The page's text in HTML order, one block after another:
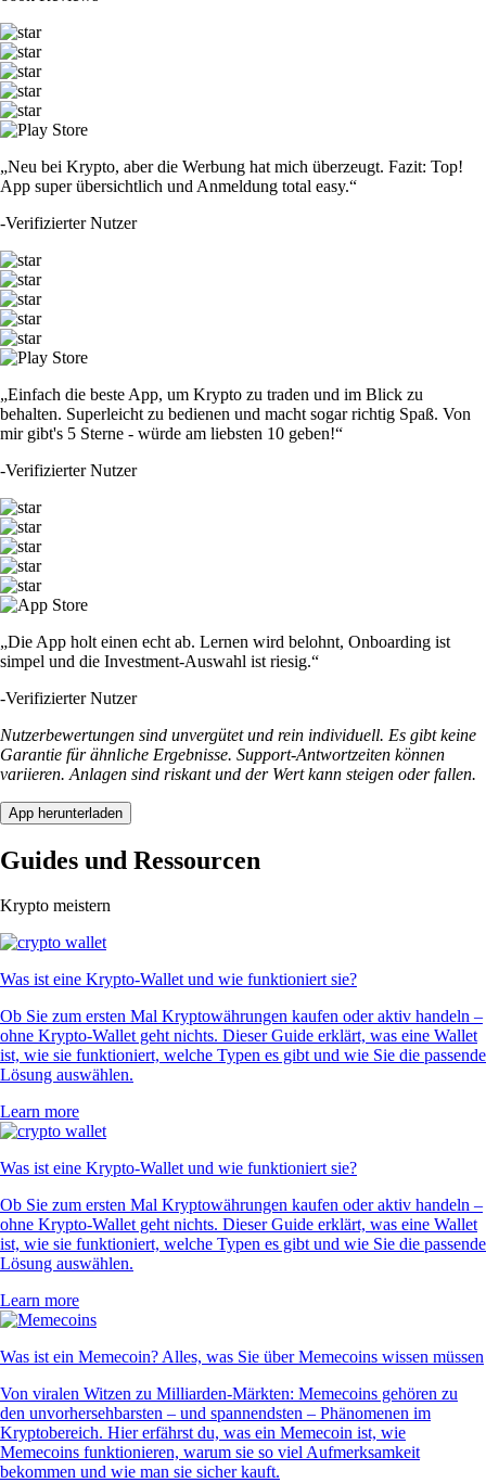
„Neu bei Krypto, aber die Werbung hat mich überzeugt. Fazit: Top!
App super übersichtlich und Anmeldung total easy.“
-Verifizierter Nutzer
„Einfach die beste App, um Krypto zu traden und im Blick zu
behalten. Superleicht zu bedienen und macht sogar richtig Spaß. Von
mir gibt's 5 Sterne - würde am liebsten 10 geben!“
-Verifizierter Nutzer
„Die App holt einen echt ab. Lernen wird belohnt, Onboarding ist
simpel und die Investment-Auswahl ist riesig.“
-Verifizierter Nutzer
Nutzerbewertungen sind unvergütet und rein individuell. Es gibt keine
Garantie für ähnliche Ergebnisse. Support-Antwortzeiten können
variieren. Anlagen sind riskant und der Wert kann steigen oder fallen.
App herunterladen
Guides und Ressourcen
Krypto meistern
Was ist eine Krypto-Wallet und wie funktioniert sie?
Ob Sie zum ersten Mal Kryptowährungen kaufen oder aktiv handeln –
ohne Krypto-Wallet geht nichts. Dieser Guide erklärt, was eine Wallet
ist, wie sie funktioniert, welche Typen es gibt und wie Sie die passende
Lösung auswählen.
Learn more
Was ist eine Krypto-Wallet und wie funktioniert sie?
Ob Sie zum ersten Mal Kryptowährungen kaufen oder aktiv handeln –
ohne Krypto-Wallet geht nichts. Dieser Guide erklärt, was eine Wallet
ist, wie sie funktioniert, welche Typen es gibt und wie Sie die passende
Lösung auswählen.
Learn more
Was ist ein Memecoin? Alles, was Sie über Memecoins wissen müssen
Von viralen Witzen zu Milliarden-Märkten: Memecoins gehören zu
den unvorhersehbarsten – und spannendsten – Phänomenen im
Kryptobereich. Hier erfährst du, was ein Memecoin ist, wie
Memecoins funktionieren, warum sie so viel Aufmerksamkeit
bekommen und wie man sie sicher kauft.